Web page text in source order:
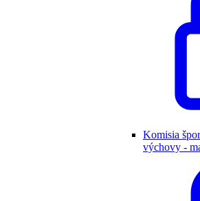
Komisia
výchovy -